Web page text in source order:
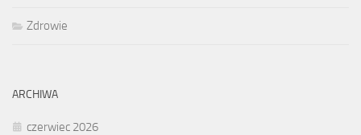
Zdrowie
ARCHIWA
czerwiec 2026